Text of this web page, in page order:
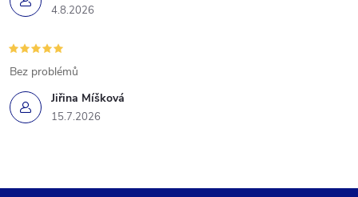
4.8.2026
Jiřina Míšková
15.7.2026
Bez problémů